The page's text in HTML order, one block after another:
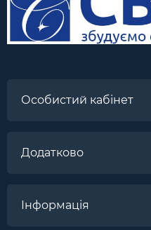
Особистий кабінет
Додатково
Інформація